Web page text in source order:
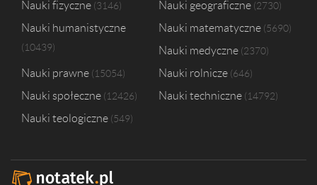
Nauki fizyczne 3146 Nauki geograficzne 2730
Nauki humanistyczne
10439
Nauki matematyczne 5690
Nauki medyczne 2370
Nauki prawne 15054 Nauki rolnicze 646
Nauki społeczne 12426 Nauki techniczne 14792
Nauki teologiczne 549